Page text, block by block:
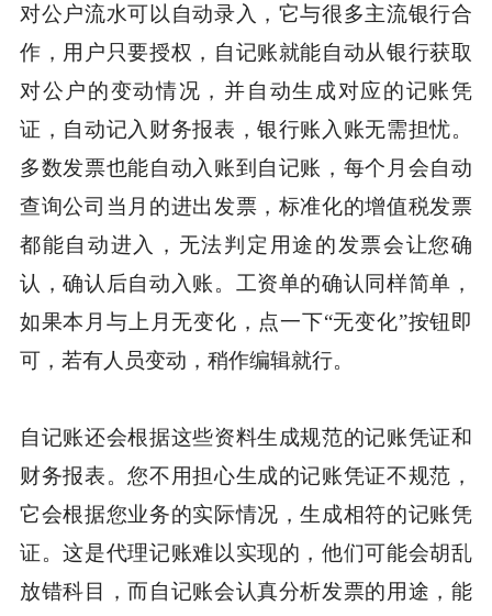
对公户流水可以自动录入，它与很多主流银行合
作，用户只要授权，自记账就能自动从银行获取
对公户的变动情况，并自动生成对应的记账凭
证，自动记入财务报表，银行账入账无需担忧。
多数发票也能自动入账到自记账，每个月会自动
查询公司当月的进出发票，标准化的增值税发票
都能自动进入，无法判定用途的发票会让您确
认，确认后自动入账。工资单的确认同样简单，
如果本月与上月无变化，点一下“无变化”按钮即
可，若有人员变动，稍作编辑就行。
自记账还会根据这些资料生成规范的记账凭证和
财务报表。您不用担心生成的记账凭证不规范，
它会根据您业务的实际情况，生成相符的记账凭
证。这是代理记账难以实现的，他们可能会胡乱
放错科目，而自记账会认真分析发票的用途，能